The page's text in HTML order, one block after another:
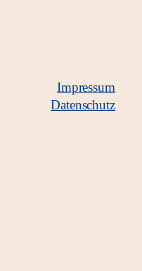
Impressum
Datenschutz